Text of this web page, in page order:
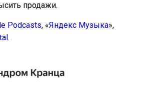
продажи.
Podcasts, «Яндекс Музыка»,
.